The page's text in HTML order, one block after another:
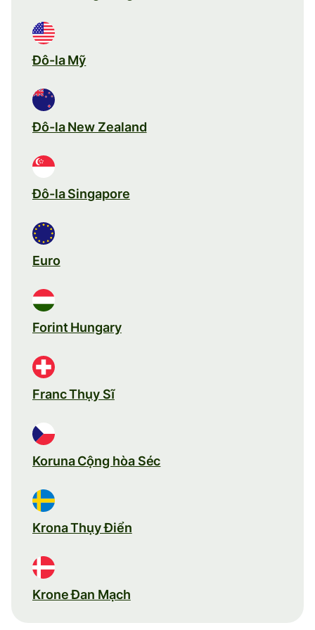
Đô-la Mỹ
Đô-la New Zealand
Đô-la Singapore
Euro
Forint Hungary
Franc Thụy Sĩ
Koruna Cộng hòa Séc
Krona Thụy Điển
Krone Đan Mạch